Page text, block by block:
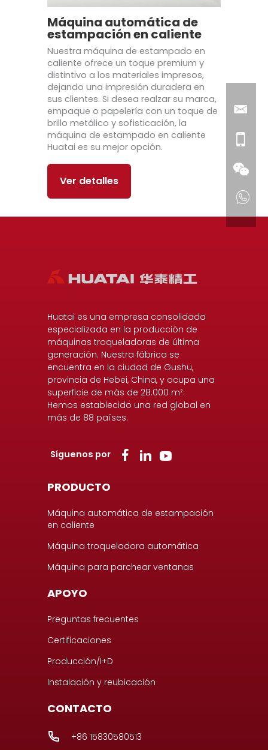
Máquina automática de
estampación en caliente
Nuestra máquina de estampado en
caliente ofrece un toque premium y
distintivo a los materiales impresos,
dejando una impresión duradera en
sus clientes. Si desea realzar su marca,
empaque o papelería con un toque de
brillo metálico y sofisticación, la
máquina de estampado en caliente
Huatai es su mejor opción.
Ver detalles
Huatai es una empresa consolidada
especializada en la producción de
máquinas troqueladoras de última
generación. Nuestra fábrica se
encuentra en la ciudad de Gushu,
provincia de Hebei, China, y ocupa una
superficie de más de 28.000 m².
Hemos establecido una red global en
más de 88 países.
Síguenos por
PRODUCTO
Máquina automática de estampación
en caliente
Máquina troqueladora automática
Máquina para parchear ventanas
APOYO
Preguntas frecuentes
Certificaciones
Producción/I+D
Instalación y reubicación
CONTACTO
+86 15830580513